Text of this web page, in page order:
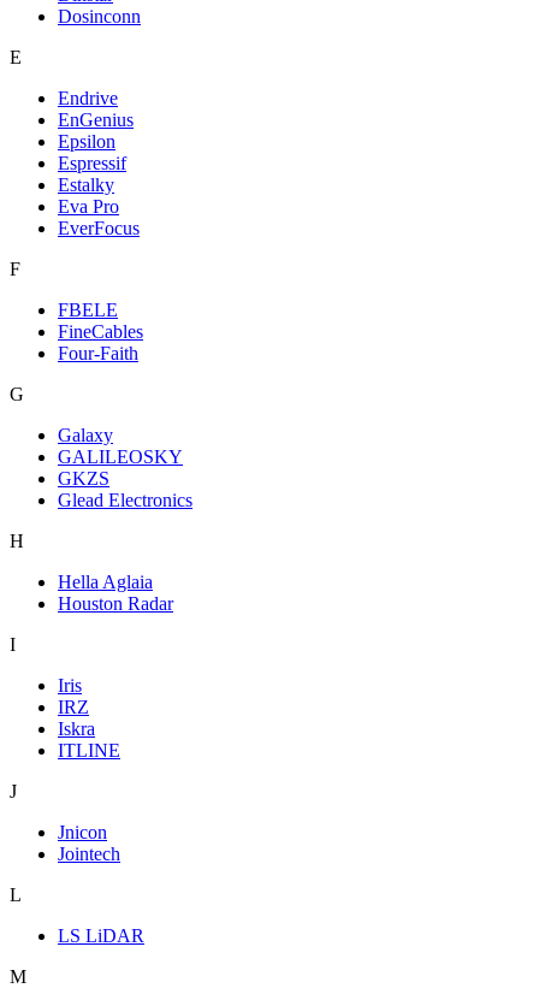
Dosinconn
E
Endrive
EnGenius
Epsilon
Espressif
Estalky
Eva Pro
EverFocus
F
FBELE
FineCables
Four-Faith
G
Galaxy
GALILEOSKY
GKZS
Glead Electronics
H
Hella Aglaia
Houston Radar
I
Iris
IRZ
Iskra
ITLINE
J
Jnicon
Jointech
L
LS LiDAR
M